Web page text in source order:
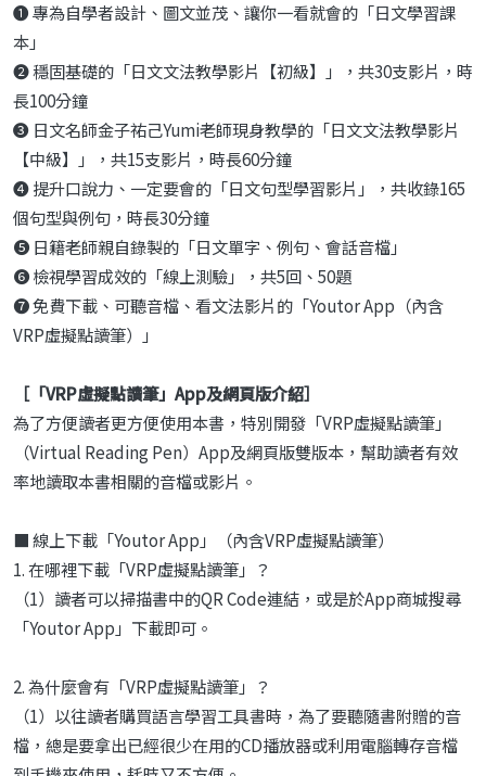
❶ 專為自學者設計、圖文並茂、讓你一看就會的「日文學習課
本」
❷ 穩固基礎的「日文文法教學影片【初級】」，共30支影片，時
長100分鐘
❸ 日文名師金子祐己Yumi老師現身教學的「日文文法教學影片
【中級】」，共15支影片，時長60分鐘
❹ 提升口說力、一定要會的「日文句型學習影片」，共收錄165
個句型與例句，時長30分鐘
❺ 日籍老師親自錄製的「日文單字、例句、會話音檔」
❻ 檢視學習成效的「線上測驗」，共5回、50題
❼ 免費下載、可聽音檔、看文法影片的「Youtor App（內含
VRP虛擬點讀筆）」
［「VRP虛擬點讀筆」App及網頁版介紹］
為了方便讀者更方便使用本書，特別開發「VRP虛擬點讀筆」
（Virtual Reading Pen）App及網頁版雙版本，幫助讀者有效
率地讀取本書相關的音檔或影片。
■ 線上下載「Youtor App」（內含VRP虛擬點讀筆）
1. 在哪裡下載「VRP虛擬點讀筆」？
（1）讀者可以掃描書中的QR Code連結，或是於App商城搜尋
「Youtor App」下載即可。
2. 為什麼會有「VRP虛擬點讀筆」？
（1）以往讀者購買語言學習工具書時，為了要聽隨書附贈的音
檔，總是要拿出已經很少在用的CD播放器或利用電腦轉存音檔